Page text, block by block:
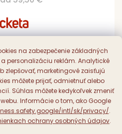
na zabezpečenie základných
personalizáciu reklám. Analytické
zlepšovať, marketingové zaisťujú
môžete prijať, odmietnuť alebo
Súhlas môžete kedykoľvek zmeniť
Informácie o tom, ako Google
intl/sk/privacy/.
ochrany osobných údajov.
platba